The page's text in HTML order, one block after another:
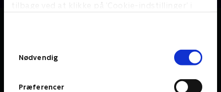
tilbage ved at klikke på ’Cookie-indstillinger’ i
Nødvendig
Præferencer